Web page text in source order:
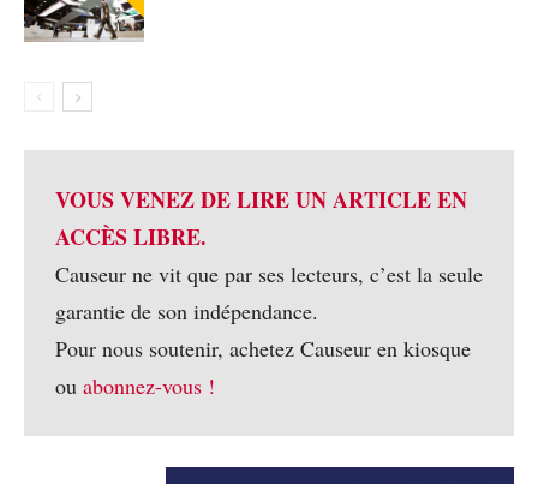
VOUS VENEZ DE LIRE UN ARTICLE EN
ACCÈS LIBRE.
Causeur ne vit que par ses lecteurs, c’est la seule
garantie de son indépendance.
Pour nous soutenir, achetez Causeur en kiosque
ou abonnez-vous !